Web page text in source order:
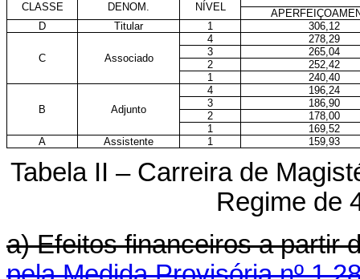
CLASSE DENOM. NÍVEL
D
Titular 1 306,12
C Associado
4
278,29
3
265,04
2
252,42
1
240,40
B Adjunto
4
196,24
3
186,90
2
178,00
1
169,52
A
Assistente 1 159,93
Tabela II – Carreira de
Regime de
a) Efeitos financeiros a